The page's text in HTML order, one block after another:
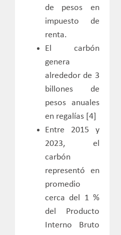
de pesos en
impuesto de
renta.
El carbón
genera
alrededor de 3
billones de
pesos anuales
en regalías [4
Entre 2015 y
2023, el
carbón
representó en
promedio
cerca del 1 %
del Producto
Interno Bruto